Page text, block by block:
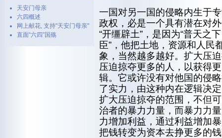
一国对另一国的侵略内生于
政权，必是一个具有潜在对
“开缰辟土”，是因为“普天之
臣”，他把土地，资源和人民
象，当然越多越好。扩大压
压迫掠夺更多的人，以获得
辑。它或许没有对他国的侵
了实力，由这种内在逻辑决
扩大压迫掠夺的范围，不但
治者的暴力力量，而暴力力
力增加利益，通过利益增加
把钱转变为资本去挣更多的
天安门母亲
六四概述
网上献花, 支持"天安门母亲"
直面“六四”国殇